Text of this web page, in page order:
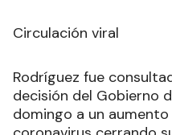
Circulación viral
Rodríguez fue
decisión del Gobierno
domingo a un